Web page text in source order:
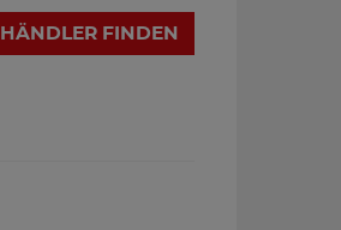
HÄNDLER FINDEN